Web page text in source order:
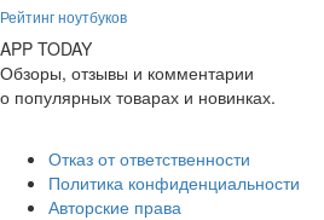
Рейтинг ноутбуков
APP TODAY
Обзоры, отзывы и комментарии
о популярных товарах и новинках.
Отказ от ответственности
Политика конфиденциальности
Авторские права